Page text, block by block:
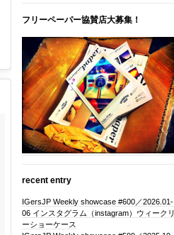
フリーペーパー協賛店大募集！
recent entry
IGersJP Weekly showcase #600／2026.01-
06 インスタグラム（instagram）ウィークリ
ーショーケース